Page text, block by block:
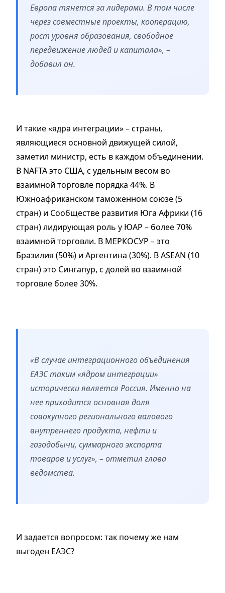
Европа тянется за лидерами. В том числе
через совместные проекты, кооперацию,
рост уровня образования, свободное
передвижение людей и капитала», –
добавил он.
И такие «ядра интеграции» – страны,
являющиеся основной движущей силой,
заметил министр, есть в каждом объединении.
В NAFTA это США, с удельным весом во
взаимной торговле порядка 44%. В
Южноафриканском таможенном союзе (5
стран) и Сообществе развития Юга Африки (16
стран) лидирующая роль у ЮАР – более 70%
взаимной торговли. В МЕРКОСУР – это
Бразилия (50%) и Аргентина (30%). В ASEAN (10
стран) это Сингапур, с долей во взаимной
торговле более 30%.
«В случае интеграционного объединения
ЕАЭС таким «ядром интеграции»
исторически является Россия. Именно на
нее приходится основная доля
совокупного регионального валового
внутреннего продукта, нефти и
газодобычи, суммарного экспорта
товаров и услуг», – отметил глава
ведомства.
И задается вопросом: так почему же нам
выгоден ЕАЭС?